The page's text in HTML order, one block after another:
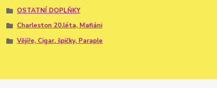
OSTATNÍ DOPLŇKY
Charleston 20.léta, Mafiáni
Vějíře, Cigar. špičky, Paraple